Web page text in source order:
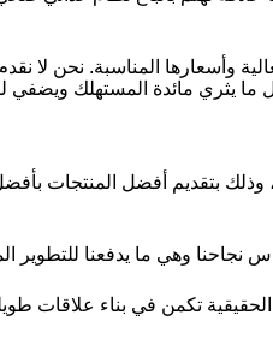
وأسعارها المناسبة. نحن لا
ما يثري مائدة المستهلك
بتقديم أفضل المنتجات
نجاحنا وهي ما يدفعنا للتطوير
تكمن في بناء علاقات